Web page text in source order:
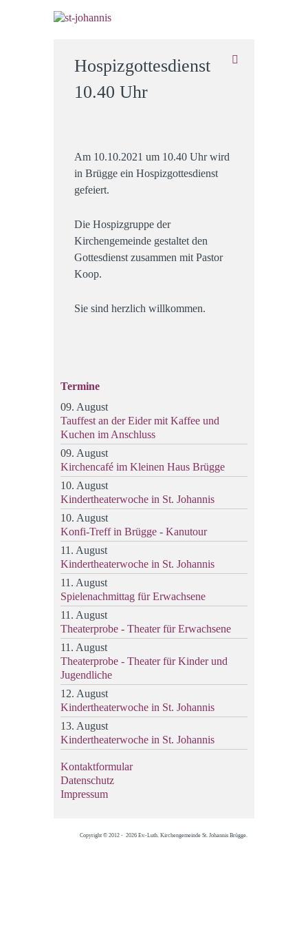
Hospizgottesdienst
10.40 Uhr
Am 10.10.2021 um 10.40 Uhr wird
in Brügge ein Hospizgottesdienst
gefeiert.
Die Hospizgruppe der
Kirchengemeinde gestaltet den
Gottesdienst zusammen mit Pastor
Koop.
Sie sind herzlich willkommen.
Termine
09. August
Tauffest an der Eider mit Kaffee und
Kuchen im Anschluss
09. August
Kirchencafé im Kleinen Haus Brügge
10. August
Kindertheaterwoche in St. Johannis
10. August
Konfi-Treff in Brügge - Kanutour
11. August
Kindertheaterwoche in St. Johannis
11. August
Spielenachmittag für Erwachsene
11. August
Theaterprobe - Theater für Erwachsene
11. August
Theaterprobe - Theater für Kinder und
Jugendliche
12. August
Kindertheaterwoche in St. Johannis
13. August
Kindertheaterwoche in St. Johannis
Kontaktformular
Datenschutz
Impressum
Copyright © 2012 - 2026 Ev.-Luth. Kirchengemeinde St. Johannis Brügge.